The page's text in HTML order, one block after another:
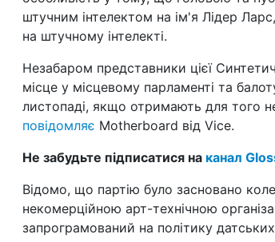
штучним інтелектом на ім'я Лідер
на штучному інтелекті.
Незабаром представники цієї
місце у місцевому парламенті та
листопаді, якщо отримають для того
повідомляє Motherboard від Vice.
Не забудьте підписатися на канал
Відомо, що партію було засновано
некомерційною арт-технічною
запрограмований на політику